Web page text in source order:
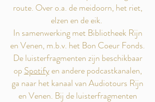
route. Over o.a. de meidoorn, het riet,
elzen en de eik.
In samenwerking met Bibliotheek Rijn
en Venen, m.b.v. het Bon Coeur Fonds.
De luisterfragmenten zijn beschikbaar
op Spotifyen andere podcastkanalen,
ga naar het kanaal van Audiotours Rijn
en Venen. Bij de luisterfragmenten